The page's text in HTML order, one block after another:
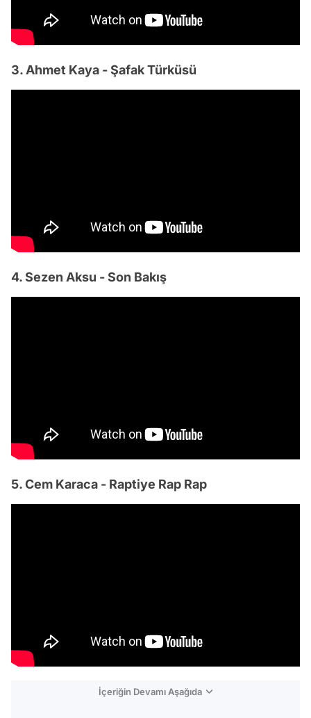
3. Ahmet Kaya - Şafak Türküsü
4. Sezen Aksu - Son Bakış
5. Cem Karaca - Raptiye Rap Rap
İçeriğin Devamı Aşağıda